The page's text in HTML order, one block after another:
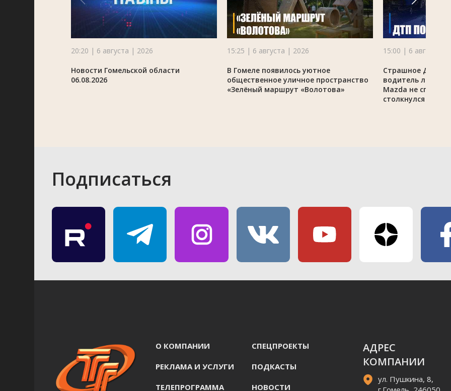
20:20 | 6 августа | 2026
Новости Гомельской области
06.08.2026
15:25 | 6 августа | 2026
В Гомеле появилось уютное
общественное уличное пространство
«Зелёный маршрут «Волотова»
15:00 | 6 августа |
Страшное ДТП
водитель
Mazda не
столкнулся с
Подписаться
О КОМПАНИИ СПЕЦПРОЕКТЫ
РЕКЛАМА И УСЛУГИ ПОДКАСТЫ
ТЕЛЕПРОГРАММА НОВОСТИ
АДРЕС
КОМПАНИИ
ул. Пушкина, 8,